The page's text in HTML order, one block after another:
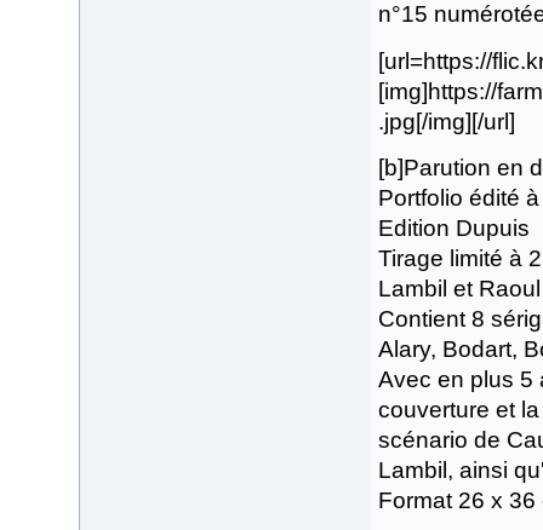
n°15
[url=https://
[img]https://
.jpg[/img][/url]
[b]Parution en
Portfolio édité
Edition Dupuis
Tirage limité à
Lambil et
Contient 8
Alary, Bodart,
Avec en plus 5
couverture et
scénario de
Lambil, ainsi
Format 26 x 36